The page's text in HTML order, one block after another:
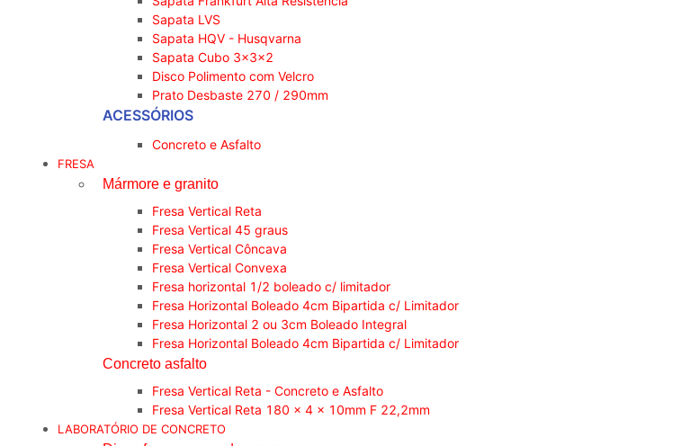
Sapata LVS
Sapata HQV - Husqvarna
Sapata Cubo 3x3x2
Disco Polimento com Velcro
Prato Desbaste 270 / 290mm
ACESSÓRIOS
Concreto e Asfalto
FRESA
Mármore e granito
Fresa Vertical Reta
Fresa Vertical 45 graus
Fresa Vertical Côncava
Fresa Vertical Convexa
Fresa horizontal 1/2 boleado c/ limitador
Fresa Horizontal Boleado 4cm Bipartida c/ Limitador
Fresa Horizontal 2 ou 3cm Boleado Integral
Fresa Horizontal Boleado 4cm Bipartida c/ Limitador
Concreto asfalto
Fresa Vertical Reta - Concreto e Asfalto
Fresa Vertical Reta 180 x 4 x 10mm F 22,2mm
LABORATÓRIO DE CONCRETO